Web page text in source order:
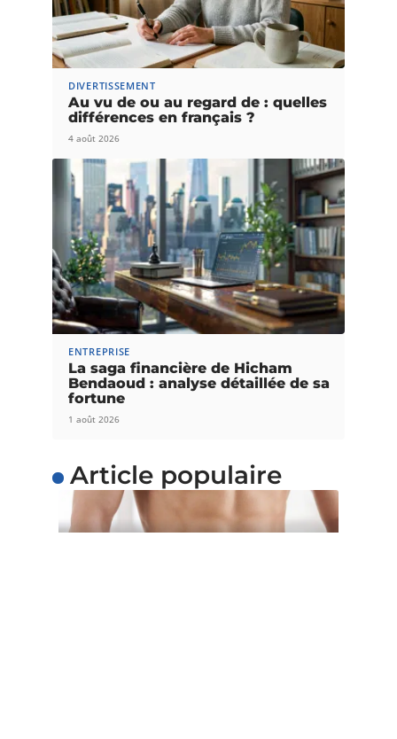
DIVERTISSEMENT
Au vu de ou au regard de : quelles
différences en français ?
4 août 2026
ENTREPRISE
La saga financière de Hicham
Bendaoud : analyse détaillée de sa
fortune
1 août 2026
Article populaire